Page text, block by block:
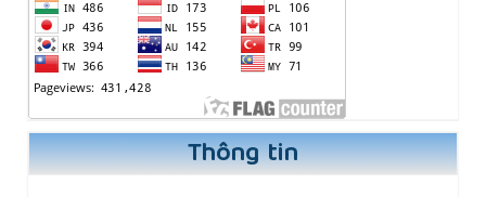
Thông tin